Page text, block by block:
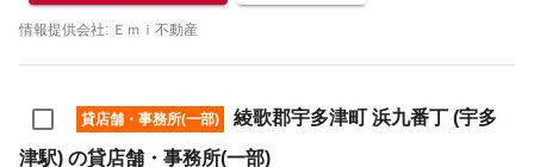
情報提供会社: Ｅｍｉ不動産
貸店舗・事務所(一部)
綾歌郡宇多津町 浜九番丁 (宇多
津駅) の貸店舗・事務所(一部)